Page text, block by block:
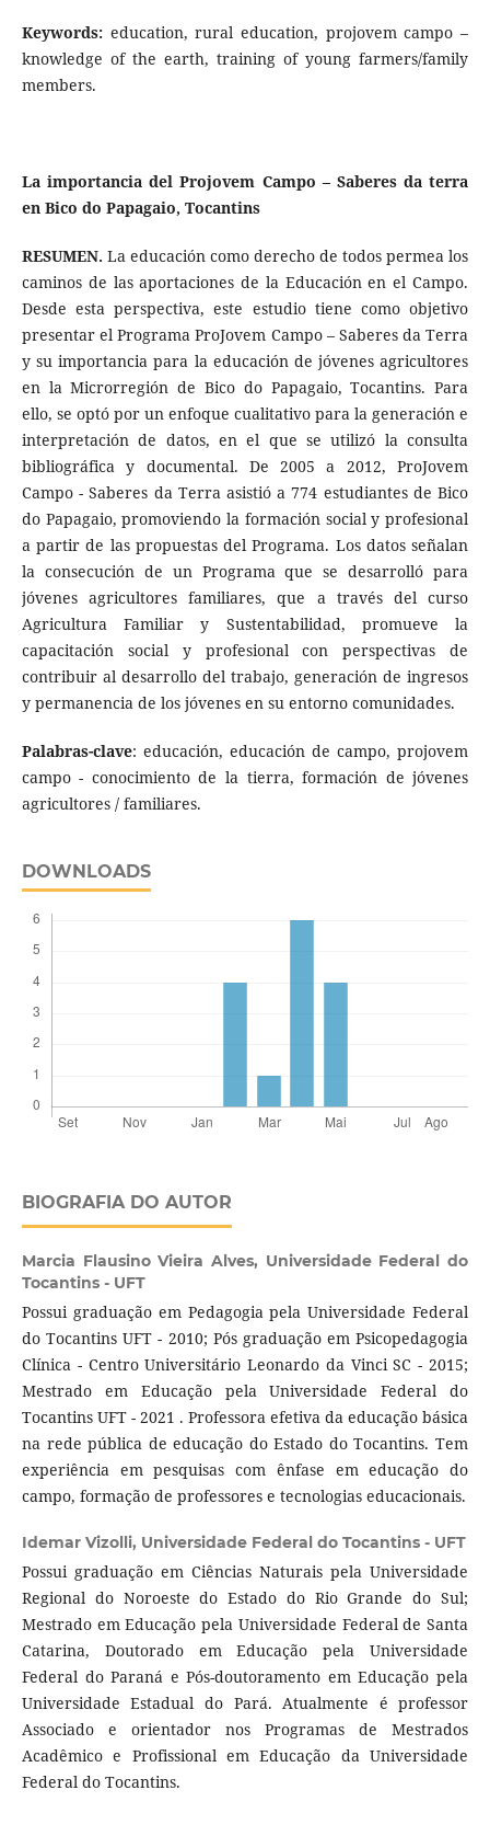
Keywords:education, rural education, projovem campo –
knowledge of the earth, training of young farmers/family
members.
La importancia del Projovem Campo – Saberes da terra
en Bico do Papagaio, Tocantins
RESUMEN. La educación como derecho de todos permea los
caminos de las aportaciones de la Educación en el Campo.
Desde esta perspectiva, este estudio tiene como objetivo
presentar el Programa ProJovem Campo – Saberes da Terra
y su importancia para la educación de jóvenes agricultores
en la Microrregión de Bico do Papagaio, Tocantins. Para
ello, se optó por un enfoque cualitativo para la generación e
interpretación de datos, en el que se utilizó la consulta
bibliográfica y documental. De 2005 a 2012, ProJovem
Campo - Saberes da Terra asistió a 774 estudiantes de Bico
do Papagaio, promoviendo la formación social y profesional
a partir de las propuestas del Programa. Los datos señalan
la consecución de un Programa que se desarrolló para
jóvenes agricultores familiares, que a través del curso
Agricultura Familiar y Sustentabilidad, promueve la
capacitación social y profesional con perspectivas de
contribuir al desarrollo del trabajo, generación de ingresos
y permanencia de los jóvenes en su entorno comunidades.
Palabras-clave: educación, educación de campo, projovem
campo - conocimiento de la tierra, formación de jóvenes
agricultores / familiares.
DOWNLOADS
BIOGRAFIA DO AUTOR
Marcia Flausino Vieira Alves, Universidade Federal do
Tocantins - UFT
Possui graduação em Pedagogia pela Universidade Federal
do Tocantins UFT - 2010; Pós graduação em Psicopedagogia
Clínica - Centro Universitário Leonardo da Vinci SC - 2015;
Mestrado em Educação pela Universidade Federal do
Tocantins UFT - 2021 . Professora efetiva da educação básica
na rede pública de educação do Estado do Tocantins. Tem
experiência em pesquisas com ênfase em educação do
campo, formação de professores e tecnologias educacionais.
Idemar Vizolli, Universidade Federal do Tocantins - UFT
Possui graduação em Ciências Naturais pela Universidade
Regional do Noroeste do Estado do Rio Grande do Sul;
Mestrado em Educação pela Universidade Federal de Santa
Catarina, Doutorado em Educação pela Universidade
Federal do Paraná e Pós-doutoramento em Educação pela
Universidade Estadual do Pará. Atualmente é professor
Associado e orientador nos Programas de Mestrados
Acadêmico e Profissional em Educação da Universidade
Federal do Tocantins.